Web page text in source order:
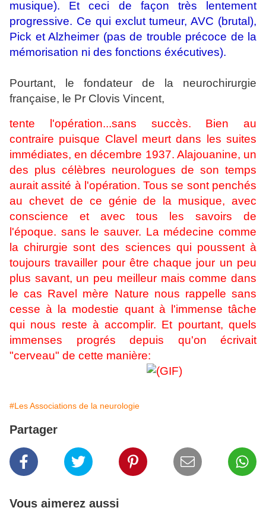
musique). Et ceci de façon très lentement
progressive. Ce qui exclut tumeur, AVC (brutal),
Pick et Alzheimer (pas de trouble précoce de la
mémorisation ni des fonctions éxécutives).
Pourtant, le fondateur de la neurochirurgie
française, le Pr Clovis Vincent,
tente l'opération...sans succès. Bien au
contraire puisque Clavel meurt dans les suites
immédiates, en décembre 1937. Alajouanine, un
des plus célèbres neurologues de son temps
aurait assité à l'opération. Tous se sont penchés
au chevet de ce génie de la musique, avec
conscience et avec tous les savoirs de
l'époque. sans le sauver. La médecine comme
la chirurgie sont des sciences qui poussent à
toujours travailler pour être chaque jour un peu
plus savant, un peu meilleur mais comme dans
le cas Ravel mère Nature nous rappelle sans
cesse à la modestie quant à l'immense tâche
qui nous reste à accomplir. Et pourtant, quels
immenses progrés depuis qu'on écrivait
"cerveau" de cette manière:
#Les Associations de la neurologie
Partager
Vous aimerez aussi